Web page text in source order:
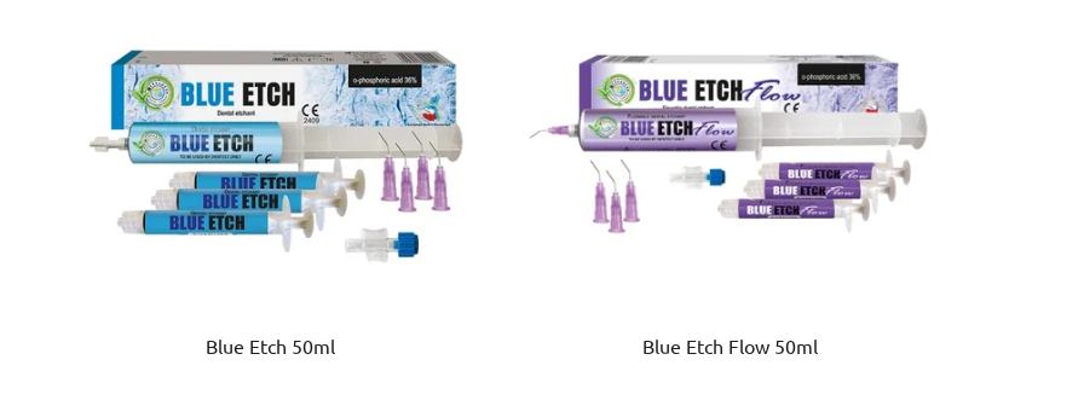
Blue Etch 50ml Blue Etch Flow 50ml